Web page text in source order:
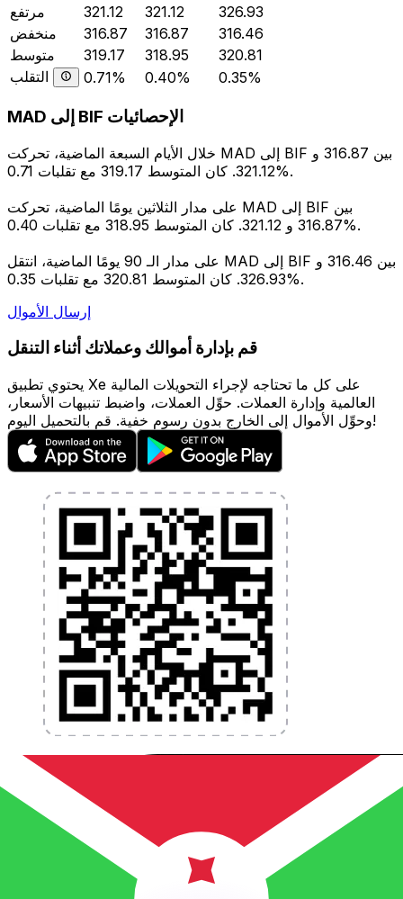
مرتفع
321.12 321.12
326.93
منخفض
316.87 316.87
316.46
متوسط
319.17 318.95
320.81
التقلب
0.71% 0.40% 0.35%
MAD إلى BIF الإحصائيات
خلال الأيام السبعة الماضية، تحركت MAD إلى BIF بين 316.87 و
321.12. كان المتوسط 319.17 مع تقلبات 0.71%.
على مدار الثلاثين يومًا الماضية، تحركت MAD إلى BIF بين
316.87 و 321.12. كان المتوسط 318.95 مع تقلبات 0.40%.
على مدار الـ 90 يومًا الماضية، انتقل MAD إلى BIF بين 316.46 و
326.93. كان المتوسط 320.81 مع تقلبات 0.35%.
إرسال الأموال
قم بإدارة أموالك وعملاتك أثناء التنقل
يحتوي تطبيق Xe على كل ما تحتاجه لإجراء التحويلات المالية
العالمية وإدارة العملات. حوِّل العملات، واضبط تنبيهات الأسعار،
وحوِّل الأموال إلى الخارج بدون رسوم خفية. قم بالتحميل اليوم!